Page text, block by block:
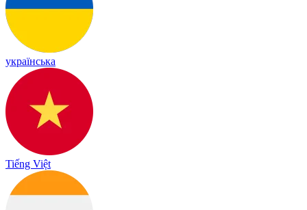
українська
Tiếng Việt